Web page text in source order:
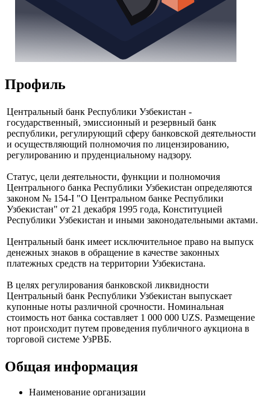
Профиль
Центральный банк Республики Узбекистан -
государственный, эмиссионный и резервный банк
республики, регулирующий сферу банковской деятельности
и осуществляющий полномочия по лицензированию,
регулированию и пруденциальному надзору.
Статус, цели деятельности, функции и полномочия
Центрального банка Республики Узбекистан определяются
законом № 154-I "О Центральном банке Республики
Узбекистан" от 21 декабря 1995 года, Конституцией
Республики Узбекистан и иными законодательными актами.
Центральный банк имеет исключительное право на выпуск
денежных знаков в обращение в качестве законных
платежных средств на территории Узбекистана.
В целях регулирования банковской ликвидности
Центральный банк Республики Узбекистан выпускает
купонные ноты различной срочности. Номинальная
стоимость нот банка составляет 1 000 000 UZS. Размещение
нот происходит путем проведения публичного аукциона в